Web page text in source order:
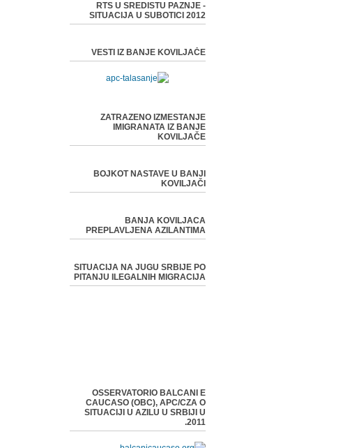
RTS U SREDISTU PAZNJE -
SITUACIJA U SUBOTICI 2012
VESTI IZ BANJE KOVILJAČE
ZATRAZENO IZMESTANJE
IMIGRANATA IZ BANJE
KOVILJAČE
BOJKOT NASTAVE U BANJI
KOVILJAČI
BANJA KOVILJACA
PREPLAVLJENA AZILANTIMA
SITUACIJA NA JUGU SRBIJE PO
PITANJU ILEGALNIH MIGRACIJA
OSSERVATORIO BALCANI E
CAUCASO (OBC), APC/CZA O
SITUACIJI U AZILU U SRBIJI U
2011.